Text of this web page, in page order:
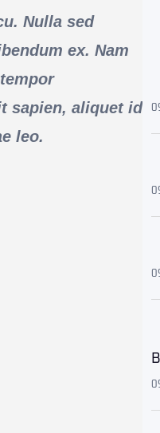
Nulla sed
ex. Nam
sapien, aliquet id
leo.